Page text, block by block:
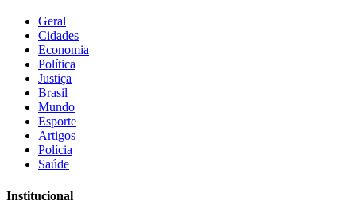
Geral
Cidades
Economia
Política
Justiça
Brasil
Mundo
Esporte
Artigos
Polícia
Saúde
Institucional